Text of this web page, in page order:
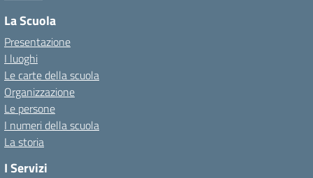
La Scuola
Presentazione
I luoghi
Le carte della scuola
Organizzazione
Le persone
I numeri della scuola
La storia
I Servizi